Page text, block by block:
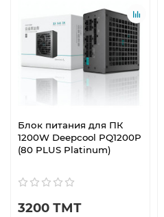
Блок питания для ПК
1200W Deepcool PQ1200P
(80 PLUS Platinum)
3200 ТМТ